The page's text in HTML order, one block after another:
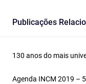
Publicações
130 anos do mais
Agenda INCM 2019 –